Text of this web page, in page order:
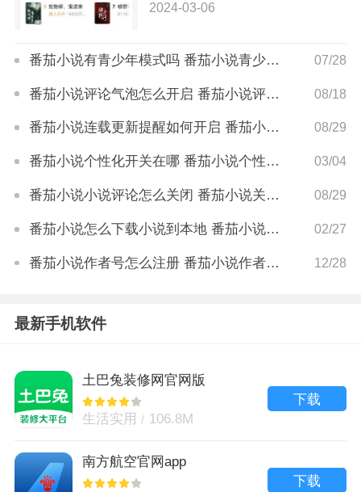
2024-03-06
番茄小说有青少年模式吗 番茄小说青少年模式怎么调 07/28
番茄小说评论气泡怎么开启 番茄小说评论气泡设置方法 08/18
番茄小说连载更新提醒如何开启 番茄小说连载更新提醒开启教程 08/29
番茄小说个性化开关在哪 番茄小说个性化开关怎么开 03/04
番茄小说小说评论怎么关闭 番茄小说关闭小说评论方法 08/29
番茄小说怎么下载小说到本地 番茄小说下载小说到本地方法 02/27
番茄小说作者号怎么注册 番茄小说作者号注册方法 12/28
最新手机软件
土巴兔装修网官网版
生活实用 106.8M
下载
南方航空官网app
下载